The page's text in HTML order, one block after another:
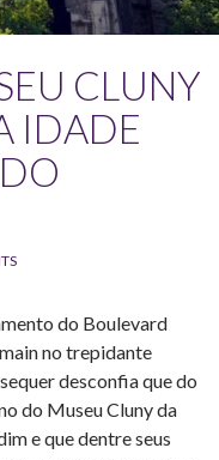
CLUNY
IDADE
do Boulevard
no trepidante
desconfia que do
do Museu Cluny da
e que dentre seus